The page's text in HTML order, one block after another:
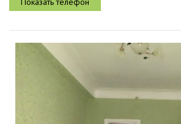
ортопедическим матрасом...